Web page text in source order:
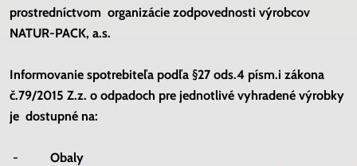
prostredníctvom organizácie zodpovednosti výrobcov
NATUR-PACK, a.s.
Informovanie spotrebiteľa podľa §27 ods.4 písm.i zákona
č.79/2015 Z.z. o odpadoch pre jednotlivé vyhradené výrobky
je dostupné na:
-
Obaly